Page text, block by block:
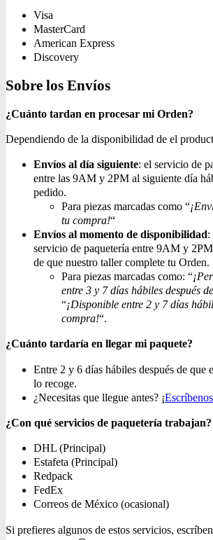
Visa
MasterCard
American Express
Discovery
Sobre los Envíos
¿Cuánto tardan en procesar mi Orden?
Dependiendo de la disponibilidad de el
Envíos al día siguiente: el servicio de
entre las 9AM y 2PM al siguiente día
pedido.
Para piezas marcadas como “
tu compra!“
Envíos al momento de disponibilidad:
servicio de paquetería entre 9AM y
de que nuestro taller complete tu Orden.
Para piezas marcadas como: “
entre 3 y 7 días hábiles después
“¡Disponible entre 2 y 7 días
compra!“.
¿Cuánto tardaría en llegar mi paquete?
Entre 2 y 6 días hábiles después de que
lo recoge.
¿Necesitas que llegue antes? ¡
¿Con qué servicios de paquetería trabajan?
DHL (Principal)
Estafeta (Principal)
Redpack
FedEx
Correos de México (ocasional)
Si prefieres algunos de estos servicios,